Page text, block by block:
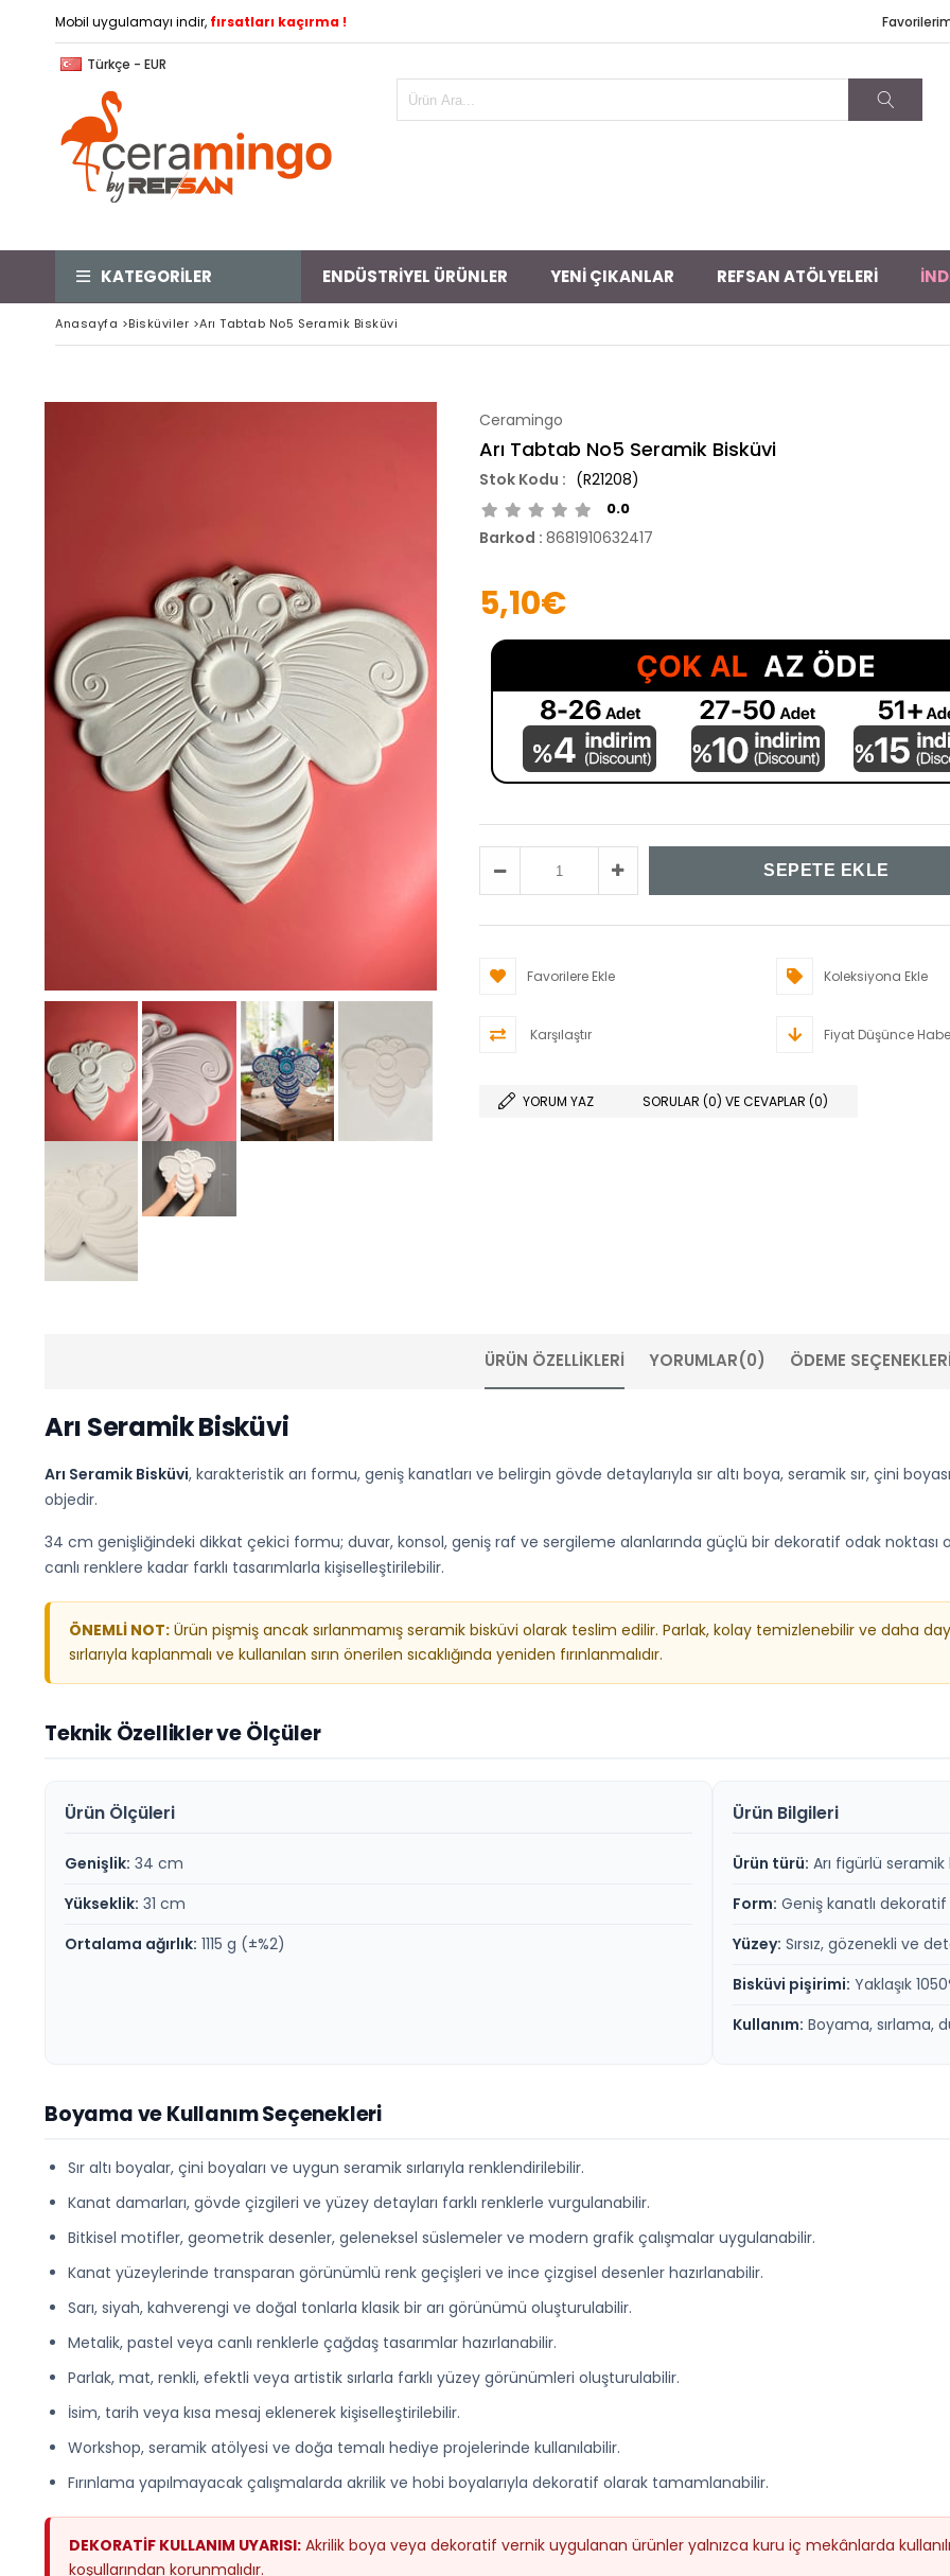
Mobil uygulamayı indir, fırsatları kaçırma !
Türkçe - EUR
KATEGORİLER ENDÜSTRİYEL ÜRÜNLER YENİ ÇIKANLAR REFSAN ATÖLYELERİ
Anasayfa >Bisküviler >Arı Tabtab No5 Seramik Bisküvi
Ceramingo
Arı Tabtab No5 Seramik Bisküvi
(R21208)
0.0
Barkod : 8681910632417
5,10€
Favorilere Ekle Koleksiyona Ekle
Karşılaştır Fiyat Düşünce
YORUM YAZ SORULAR (0) VE CEVAPLAR (0)
ÜRÜN ÖZELLIKLERI YORUMLAR(0) ÖDEME SEÇENEKLERI
Arı Seramik Bisküvi
Arı Seramik Bisküvi, karakteristik arı formu, geniş kanatları ve belirgin gövde detaylarıyla sır altı boya, seramik sır, çini
objedir.
34 cm genişliğindeki dikkat çekici formu; duvar, konsol, geniş raf ve sergileme alanlarında güçlü bir dekoratif odak
canlı renklere kadar farklı tasarımlarla kişiselleştirilebilir.
ÖNEMLİ NOT: Ürün pişmiş ancak sırlanmamış seramik bisküvi olarak teslim edilir. Parlak, kolay temizlenebilir ve daha
sırlarıyla kaplanmalı ve kullanılan sırın önerilen sıcaklığında yeniden fırınlanmalıdır.
Teknik Özellikler ve Ölçüler
Ürün Ölçüleri
Genişlik: 34 cm
Yükseklik: 31 cm
Ortalama ağırlık: 1115 g (±%2)
Ürün Bilgileri
Ürün türü: Arı figürlü seramik
Form: Geniş kanatlı dekoratif
Yüzey: Sırsız, gözenekli ve
Bisküvi pişirimi: Yaklaşık
Kullanım: Boyama, sırlama,
Boyama ve Kullanım Seçenekleri
Sır altı boyalar, çini boyaları ve uygun seramik sırlarıyla renklendirilebilir.
Kanat damarları, gövde çizgileri ve yüzey detayları farklı renklerle vurgulanabilir.
Bitkisel motifler, geometrik desenler, geleneksel süslemeler ve modern grafik çalışmalar uygulanabilir.
Kanat yüzeylerinde transparan görünümlü renk geçişleri ve ince çizgisel desenler hazırlanabilir.
Sarı, siyah, kahverengi ve doğal tonlarla klasik bir arı görünümü oluşturulabilir.
Metalik, pastel veya canlı renklerle çağdaş tasarımlar hazırlanabilir.
Parlak, mat, renkli, efektli veya artistik sırlarla farklı yüzey görünümleri oluşturulabilir.
İsim, tarih veya kısa mesaj eklenerek kişiselleştirilebilir.
Workshop, seramik atölyesi ve doğa temalı hediye projelerinde kullanılabilir.
Fırınlama yapılmayacak çalışmalarda akrilik ve hobi boyalarıyla dekoratif olarak tamamlanabilir.
DEKORATİF KULLANIM UYARISI: Akrilik boya veya dekoratif vernik uygulanan ürünler yalnızca kuru iç mekânlarda
koşullarından korunmalıdır.